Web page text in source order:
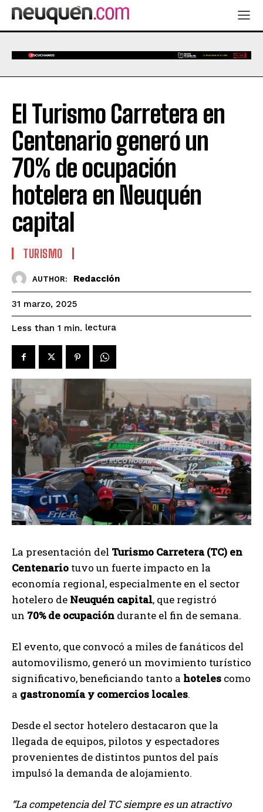
El Turismo Carretera en
Centenario generó un
70% de ocupación
hotelera en Neuquén
capital
TURISMO
AUTHOR: Redacción
31 marzo, 2025
Less than 1 min. lectura
La presentación del Turismo Carretera (TC) en
Centenario tuvo un fuerte impacto en la
economía regional, especialmente en el sector
hotelero de Neuquén capital, que registró
un 70% de ocupación durante el fin de semana.
El evento, que convocó a miles de fanáticos del
automovilismo, generó un movimiento turístico
significativo, beneficiando tanto a hoteles como
a gastronomía y comercios locales.
Desde el sector hotelero destacaron que la
llegada de equipos, pilotos y espectadores
provenientes de distintos puntos del país
impulsó la demanda de alojamiento.
“La competencia del TC siempre es un atractivo